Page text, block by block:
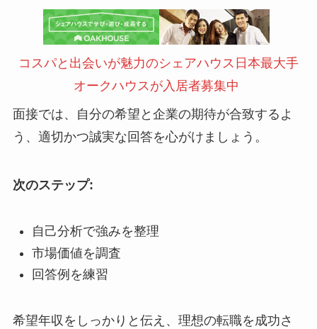
コスパと出会いが魅力のシェアハウス日本最大手
オークハウスが入居者募集中
面接では、自分の希望と企業の期待が合致するよ
う、適切かつ誠実な回答を心がけましょう。
次のステップ:
自己分析で強みを整理
市場価値を調査
回答例を練習
希望年収をしっかりと伝え、理想の転職を成功さ